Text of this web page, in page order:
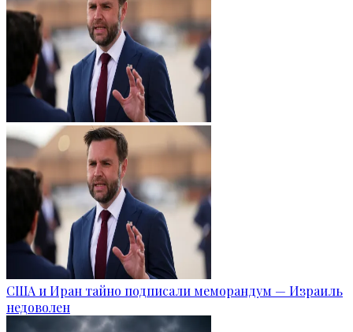
США и Иран тайно подписали меморандум — Израиль
недоволен